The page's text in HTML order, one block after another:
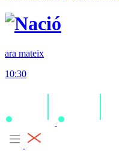
ara mateix
10:30